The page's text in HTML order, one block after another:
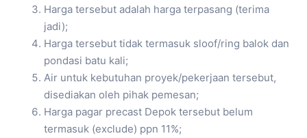
Harga tersebut adalah harga terpasang (terima
jadi);
Harga tersebut tidak termasuk sloof/ring balok dan
pondasi batu kali;
Air untuk kebutuhan proyek/pekerjaan tersebut,
disediakan oleh pihak pemesan;
Harga pagar precast Depok tersebut belum
termasuk (exclude) ppn 11%;